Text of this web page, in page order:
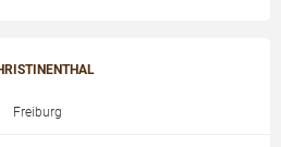
Freiburg